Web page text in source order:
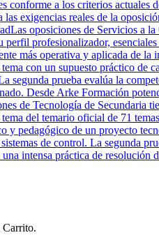
conforme a los criterios
exigencias reales de la
Las oposiciones de Servicios a la
perfil profesionalizador,
más operativa y aplicada de
con un supuesto práctico de
segunda prueba evalúa la
Desde Arke Formación
de Tecnología de Secundaria
del temario oficial de 71
y pedagógico de un proyecto
de control. La segunda
intensa práctica de resolución
Carrito.